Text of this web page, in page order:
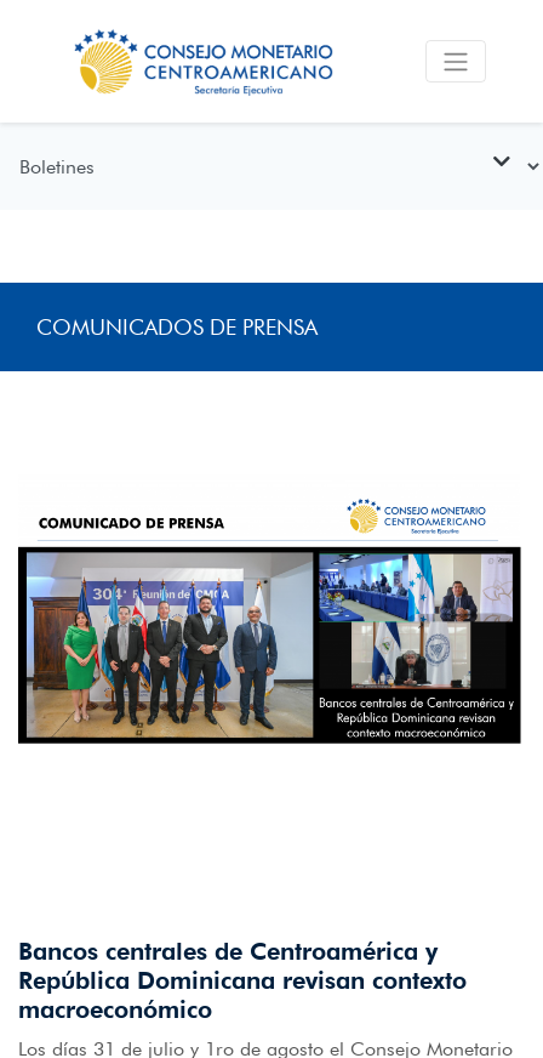
COMUNICADOS DE PRENSA
Bancos centrales de Centroamérica y
República Dominicana revisan contexto
macroeconómico
Los días 31 de julio y 1 ro de agosto el Consejo Monetario